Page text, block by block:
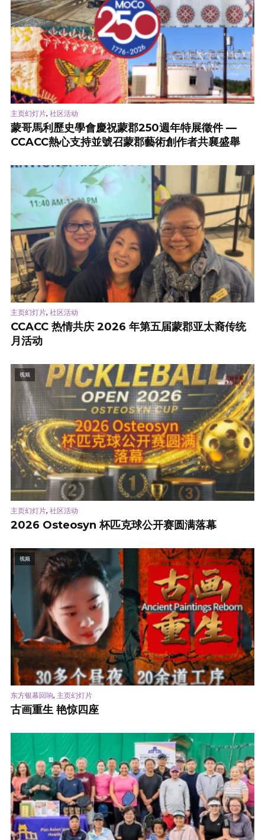
主页幻灯片, 社区活动
蒙哥馬利歷史學會慶祝蒙郡250週年特展徵件 —
CCACC熱心支持並號召蒙郡藝術創作者共襄盛舉
主页幻灯片, 社区活动
CCACC 热情共庆 2026 年第五届蒙郡亚太裔传统
月活动
视频
主页幻灯片, 社区活动
2026 Osteosyn 杯匹克球公开赛圆满落幕
视频
东方银幕回响, 主页幻灯片
古画重生 艳惊四座